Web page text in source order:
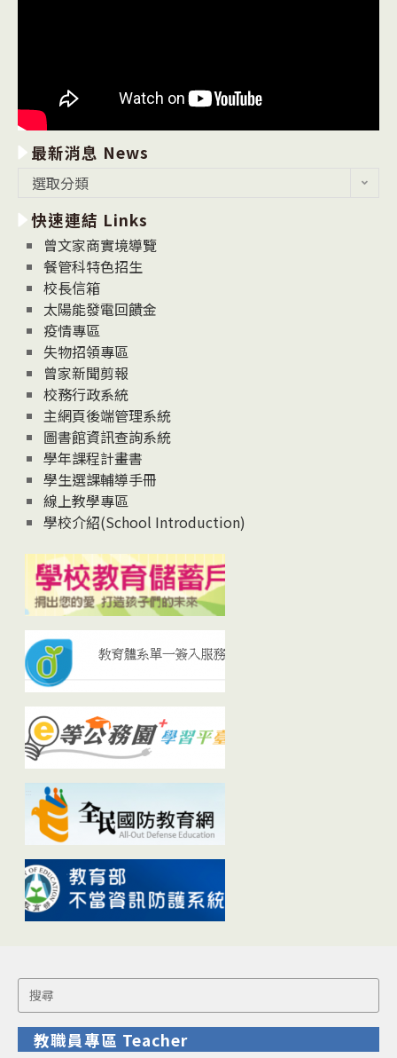
最新消息 News
消
息
News
選取分類
快速連結 Links
曾文家商實境導覽
餐管科特色招生
校長信箱
太陽能發電回饋金
疫情專區
失物招領專區
曾家新聞剪報
校務行政系統
主網頁後端管理系統
圖書館資訊查詢系統
學年課程計畫書
學生選課輔導手冊
線上教學專區
學校介紹(School Introduction)
Search
for:
教職員專區 Teacher